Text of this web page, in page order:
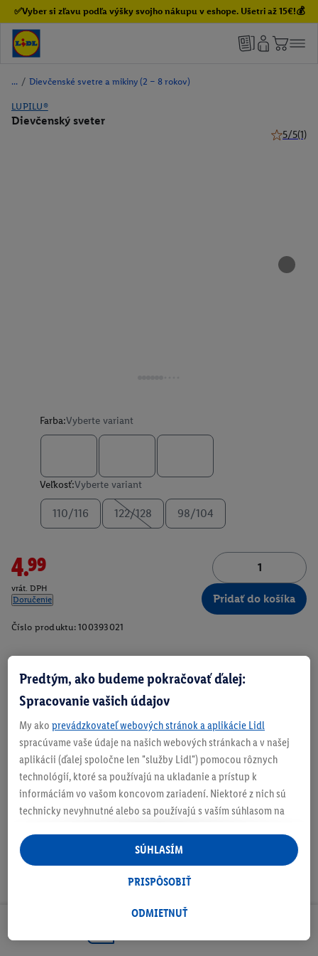
✅Vyber si zľavu podľa výšky svojho nákupu v eshope. Ušetri až 15€!💰
/ Dievčenské svetre a mikiny (2 – 8 rokov)
LUPILU®
Dievčenský sveter
5/5(1)
Farba:Vyberte variant
Veľkosť:Vyberte variant
110/116 122/128 98/104
4.99
vrát. DPH
Doručenie
Pridať do košíka
Číslo produktu: 100393021
Zistite svoju veľkosť
O produkte
Predtým, ako budeme pokračovať ďalej:
Spracovanie vašich údajov
My ako prevádzkovateľ webových stránok a aplikácie Lidl
spracúvame vaše údaje na našich webových stránkach a v našej
aplikácii (ďalej spoločne len "služby Lidl") pomocou rôznych
technológií, ktoré sa používajú na ukladanie a prístup k
informáciám vo vašom koncovom zariadení. Niektoré z nich sú
technicky nevyhnutné alebo sa používajú s vaším súhlasom na
personalizovanú reklamu v rámci služieb Lidl aj mimo nich. Ak
ste účastníkom programu Lidl Plus, na tieto účely sa spracúvajú
aj údaje z vášho nákupného správania v obchode.
následne si vytvoríte účet Lidl Plus alebo sa prihlásite do svojho
tiež vytvoriť špeciálny online identifikátor z e-mailovej adresy,
ODMIETNUŤ
PRISPÔSOBIŤ
SÚHLASÍM